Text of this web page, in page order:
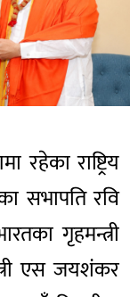
रहेका राष्ट्रिय
का सभापति रवि
गृहमन्त्री
एस जयशंकर